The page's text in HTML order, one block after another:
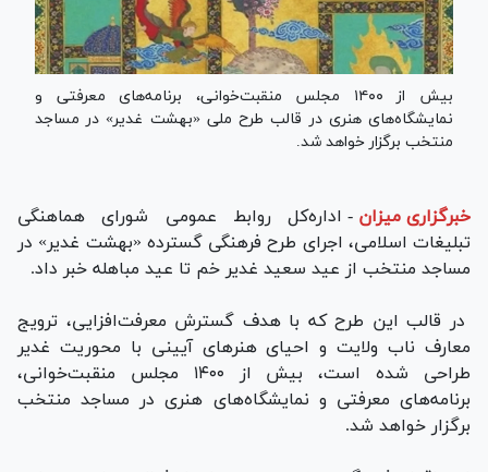
بیش از ۱۴۰۰ مجلس منقبت‌خوانی، برنامه‌های معرفتی و
نمایشگاه‌های هنری در قالب طرح ملی «بهشت غدیر» در مساجد
منتخب برگزار خواهد شد.
خبرگزاری میزان - اداره‌کل روابط عمومی شورای هماهنگی
تبلیغات اسلامی، اجرای طرح فرهنگی گسترده «بهشت غدیر» در
مساجد منتخب از عید سعید غدیر خم تا عید مباهله خبر داد.
در قالب این طرح که با هدف گسترش معرفت‌افزایی، ترویج
معارف ناب ولایت و احیای هنر‌های آیینی با محوریت غدیر
طراحی شده است، بیش از ۱۴۰۰ مجلس منقبت‌خوانی،
برنامه‌های معرفتی و نمایشگاه‌های هنری در مساجد منتخب
برگزار خواهد شد.